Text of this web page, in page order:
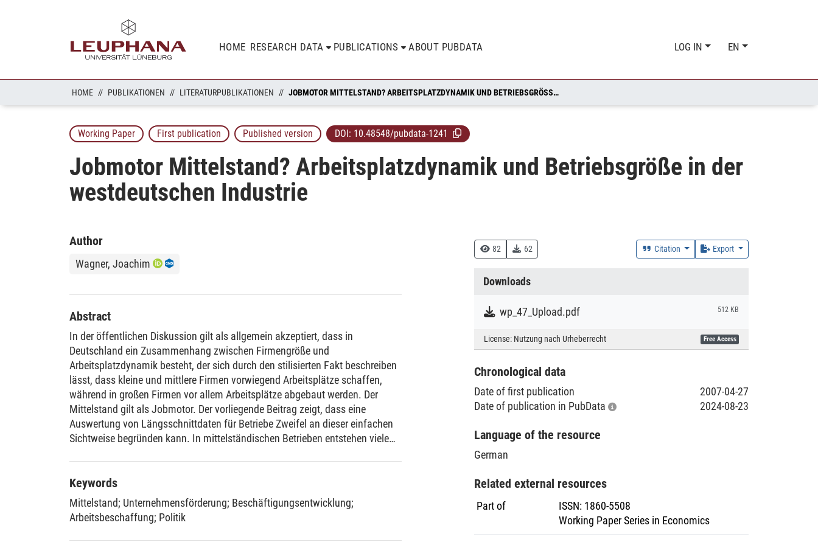
HOME RESEARCH DATA PUBLICATIONS ABOUT PUBDATA LOG IN EN
HOME PUBLIKATIONEN LITERATURPUBLIKATIONEN JOBMOTOR MITTELSTAND? ARBEITSPLATZDYNAMIK UND BETRIEBSGRÖSSE IN DER WESTDEUTSCHEN INDUSTRIE
Working Paper First publication Published version DOI: 10.48548/pubdata-1241
Jobmotor Mittelstand? Arbeitsplatzdynamik und Betriebsgröße in der
westdeutschen Industrie
82 62 Citation Export
Downloads
wp_47_Upload.pdf 512 KB
License: Nutzung nach Urheberrecht Free Access
Chronological data
Date of first publication
2007-04-27
Date of publication in PubData
2024-08-23
Language of the resource
German
Related external resources
Part of ISSN: 1860-5508
Working Paper Series in Economics
Author
Wagner, Joachim
Abstract
In der öffentlichen Diskussion gilt als allgemein akzeptiert, dass in
Deutschland ein Zusammenhang zwischen Firmengröße und
Arbeitsplatzdynamik besteht, der sich durch den stilisierten Fakt beschreiben
lässt, dass kleine und mittlere Firmen vorwiegend Arbeitsplätze schaffen,
während in großen Firmen vor allem Arbeitsplätze abgebaut werden. Der
Mittelstand gilt als Jobmotor. Der vorliegende Beitrag zeigt, dass eine
Auswertung von Längsschnittdaten für Betriebe Zweifel an dieser einfachen
Sichtweise begründen kann. In mittelständischen Betrieben entstehen viele
geschlossene Betriebe sind in jeweils erheblichem Umfang in jedem Jahr in
allen Größenklassen anzutreffen. Wirtschaftspolitische Maßnahmen mit einer
spezifischen Ausrichtung auf bestimmte Firmengrößenklassen lassen sich
daher nicht mit einem besonders ausgeprägten Beitrag dieser Firmen zur
Beschäftigungsdynamik rechtfertigen.
Keywords
Mittelstand; Unternehmensförderung; Beschäftigungsentwicklung;
Arbeitsbeschaffung; Politik